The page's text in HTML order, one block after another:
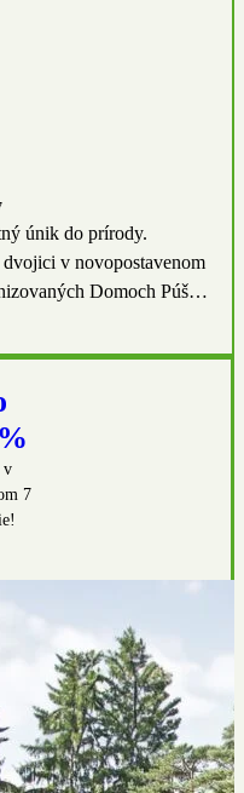
únik do prírody.
v novopostavenom
Domoch Púšť
oddychu dobre
v
7